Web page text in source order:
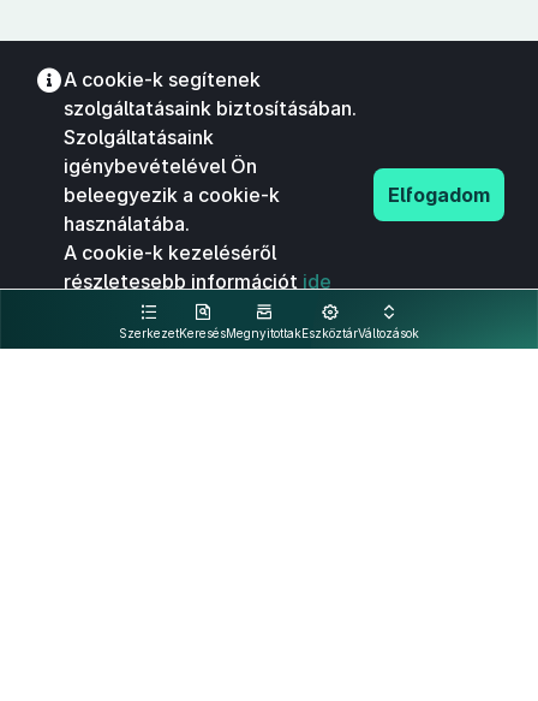
SzerkezetKeresésMegnyitottakEszköztárVáltozások
A cookie-k segítenek
szolgáltatásaink biztosításában.
Szolgáltatásaink
igénybevételével Ön
beleegyezik a cookie-k
használatába.
A cookie-k kezeléséről
részletesebb információt ide
kattintva olvashat.
Elfogadom